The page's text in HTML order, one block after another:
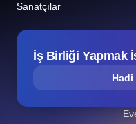
Sanatçılar
İş Birliği Yapmak
Hadi